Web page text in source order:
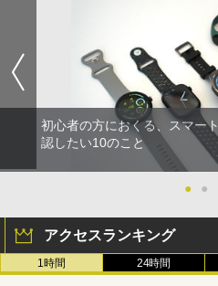
初心者の方におくる、スマー
認したい10のこと
● ●
アクセスランキング
1時間 24時間